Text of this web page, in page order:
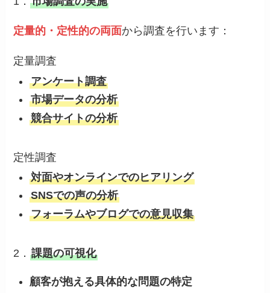
定量的・定性的の両面から調査を行います：
定量調査
アンケート調査
市場データの分析
競合サイトの分析
定性調査
対面やオンラインでのヒアリング
SNSでの声の分析
フォーラムやブログでの意見収集
2．課題の可視化
顧客が抱える具体的な問題の特定